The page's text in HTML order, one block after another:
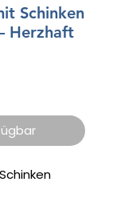
Schinken
Herzhaft